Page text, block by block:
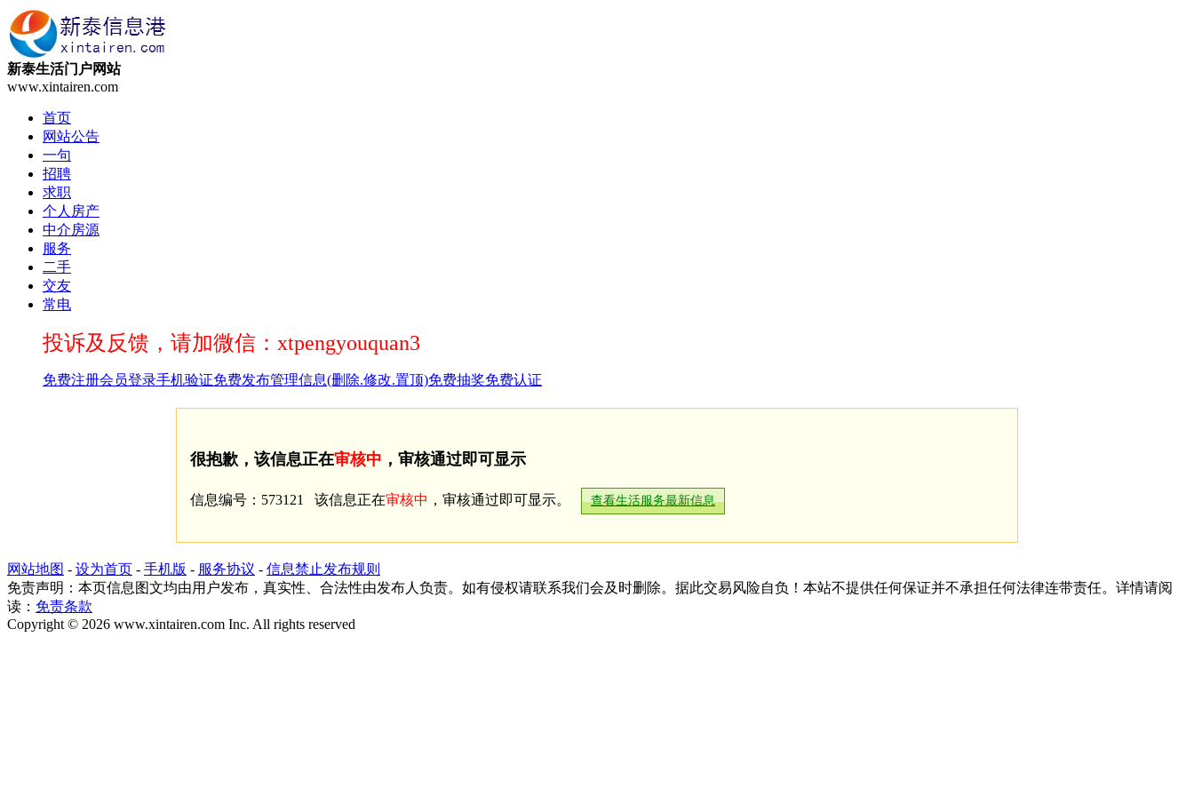
新泰生活门户网站
www.xintairen.com
首页
网站公告
一句
招聘
求职
个人房产
中介房源
服务
二手
交友
常电
投诉及反馈，请加微信：xtpengyouquan3
免费注册会员登录手机验证免费发布管理信息(删除.修改.置顶)免费抽奖免费认证
很抱歉，该信息正在审核中 ，审核通过即可显示
信息编号：573121 该信息正在审核中 ，审核通过即可显示。 查看生活服务最新信息
网站地图 - 设为首页 - 手机版 - 服务协议 - 信息禁止发布规则
免责声明：本页信息图文均由用户发布，真实性、合法性由发布人负责。如有侵权请联系我们会及时删除。据此交易风险自负！本站不提供任何保证并不承担任何法律连带责任。详情请阅
读： 免责条款
Copyright © 2026 www.xintairen.com Inc. All rights reserved